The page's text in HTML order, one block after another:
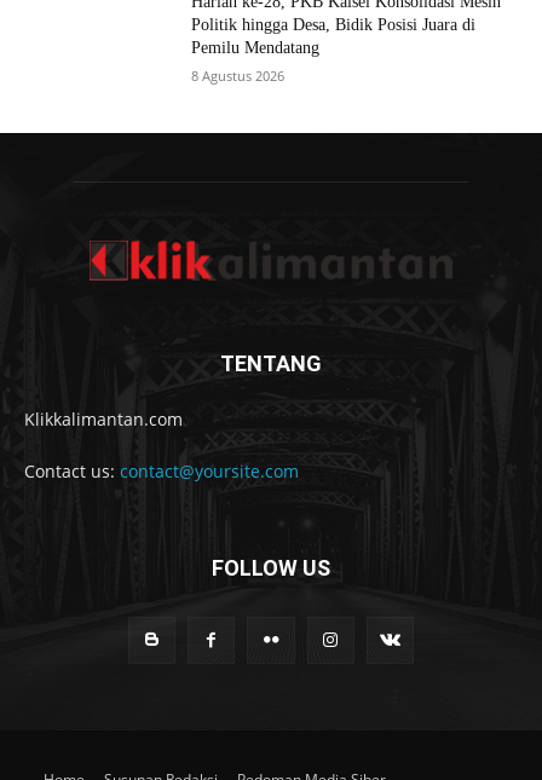
Politik hingga Desa, Bidik Posisi Juara di
Pemilu Mendatang
8 Agustus 2026
TENTANG
Klikkalimantan.com
Contact us: contact@yoursite.com
FOLLOW US